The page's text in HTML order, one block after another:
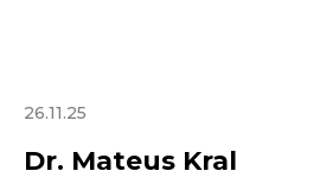
26.11.25
Dr. Mateus Kral